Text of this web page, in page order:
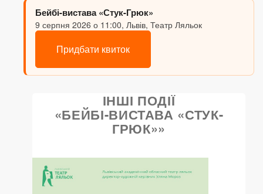
Бейбі-вистава «Стук-Грюк»
9 серпня 2026 о 11:00, Львів, Театр Ляльок
Придбати квиток
ІНШІ ПОДІЇ
«БЕЙБІ-ВИСТАВА «СТУК-
ГРЮК»»